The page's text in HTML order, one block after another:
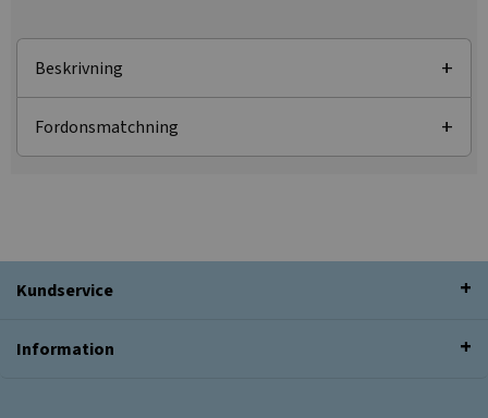
Beskrivning
Fordonsmatchning
Kundservice
Information